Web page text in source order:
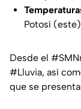
Potosí
Desde el
#Lluvia, así
que se